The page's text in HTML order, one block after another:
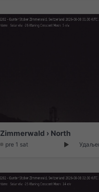
Zimmerwald › North
pre 1 sat